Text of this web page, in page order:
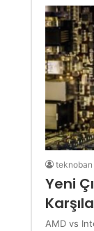
teknoban
Yeni
AMD vs